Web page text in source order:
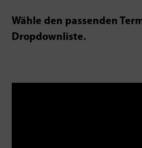
Wähle den passenden
Dropdownliste.